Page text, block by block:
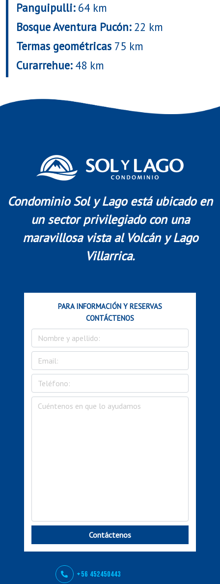
Panguipulli:64 km
Bosque Aventura Pucón:22 km
Termas geométricas 75 km
Curarrehue:48 km
Condominio Sol y Lago está ubicado en
un sector privilegiado con una
maravillosa vista al Volcán y Lago
Villarrica.
PARA INFORMACIÓN Y RESERVAS
CONTÁCTENOS
Contáctenos
+56 452450443